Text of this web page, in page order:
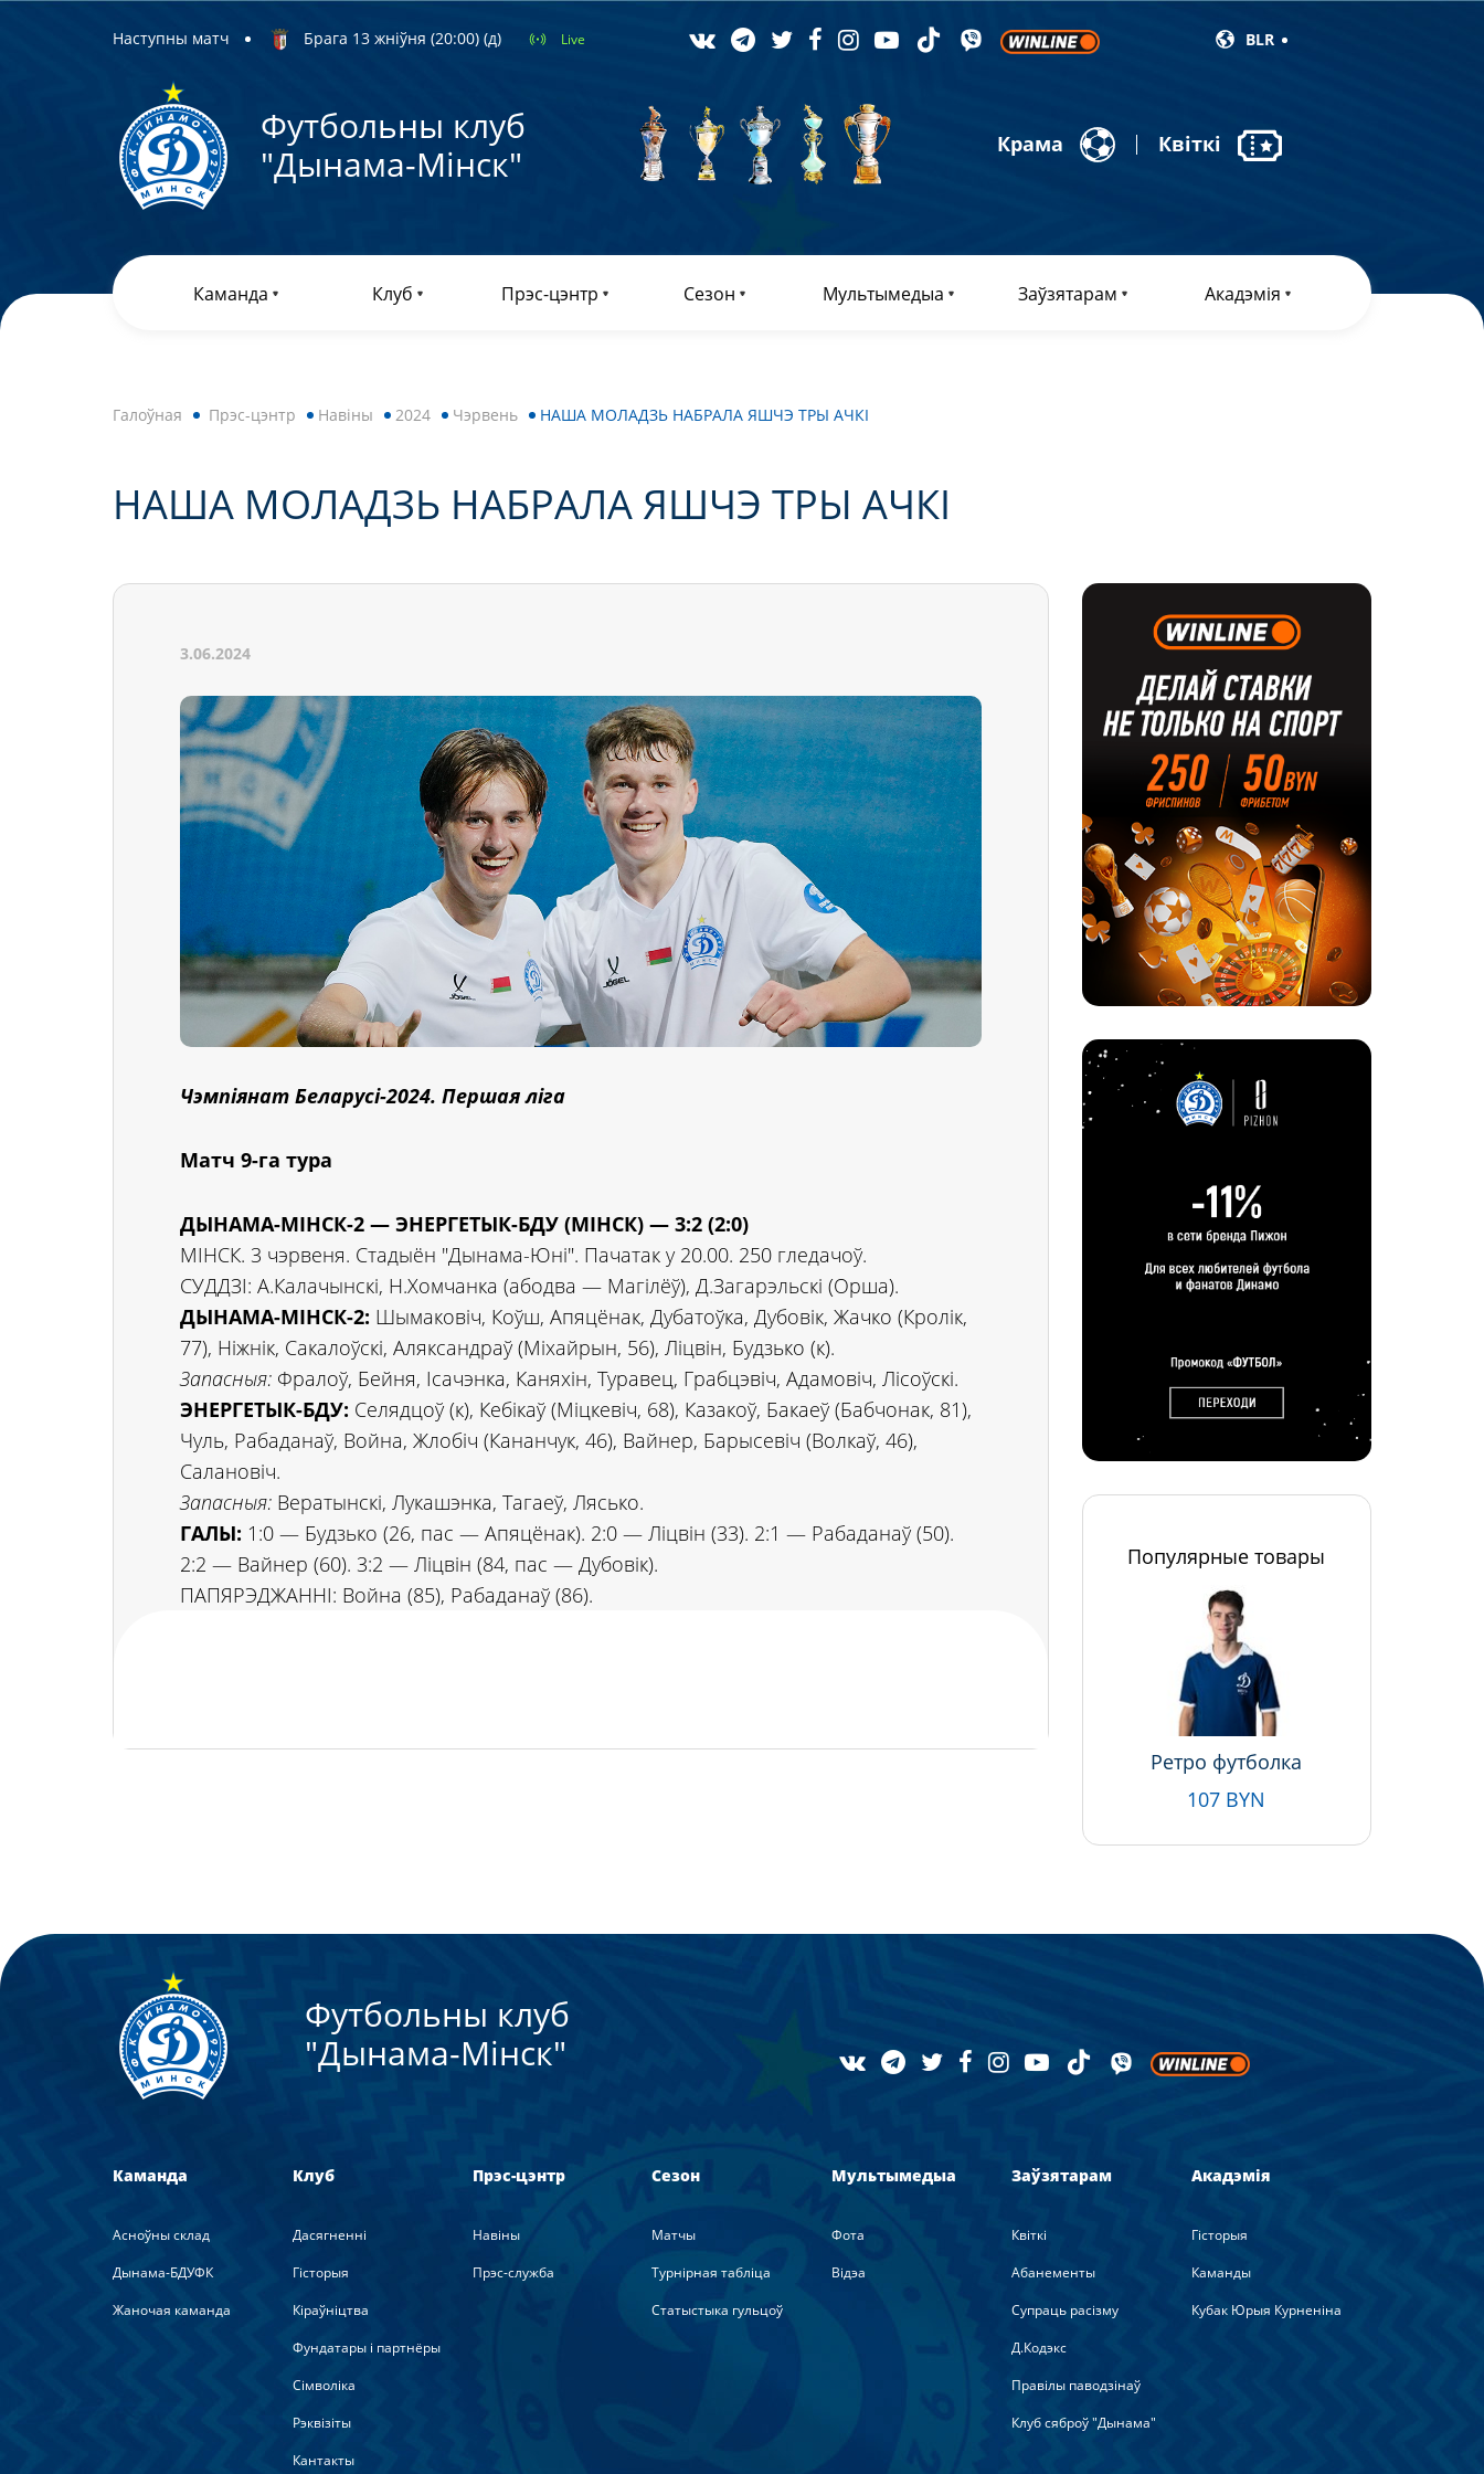
Наступны матч Брага 13 жніўня (20:00) (д) Live BLR
Футбольны клуб
"Дынама-Мiнск"
Крама Квіткі
Каманда Клуб Прэс-цэнтр Сезон Мультымедыа Заўзятарам Акадэмія
Галоўная Прэс-цэнтр Навiны 2024 Чэрвень НАША МОЛАДЗЬ НАБРАЛА ЯШЧЭ ТРЫ АЧКІ
НАША МОЛАДЗЬ НАБРАЛА ЯШЧЭ ТРЫ АЧКІ
3.06.2024
Чэмпіянат Беларусі-2024. Першая ліга
Матч 9-га тура
ДЫНАМА-МІНСК-2 — ЭНЕРГЕТЫК-БДУ (МІНСК) — 3:2 (2:0)
МІНСК. 3 чэрвеня. Стадыён "Дынама-Юні". Пачатак у 20.00. 250 гледачоў.
СУДДЗІ: А.Калачынскі, Н.Хомчанка (абодва — Магілёў), Д.Загарэльскі (Орша).
ДЫНАМА-МІНСК-2: Шымаковіч, Коўш, Апяцёнак, Дубатоўка, Дубовік, Жачко (Кролік,
77), Ніжнік, Сакалоўскі, Аляксандраў (Міхайрын, 56), Ліцвін, Будзько (к).
Запасныя: Фралоў, Бейня, Ісачэнка, Каняхін, Туравец, Грабцэвіч, Адамовіч, Лісоўскі.
ЭНЕРГЕТЫК-БДУ: Селядцоў (к), Кебікаў (Міцкевіч, 68), Казакоў, Бакаеў (Бабчонак, 81),
Чуль, Рабаданаў, Война, Жлобіч (Кананчук, 46), Вайнер, Барысевіч (Волкаў, 46),
Салановіч.
Запасныя: Вератынскі, Лукашэнка, Тагаеў, Лясько.
ГАЛЫ: 1:0 — Будзько (26, пас — Апяцёнак). 2:0 — Ліцвін (33). 2:1 — Рабаданаў (50).
2:2 — Вайнер (60). 3:2 — Ліцвін (84, пас — Дубовік).
ПАПЯРЭДЖАННІ: Война (85), Рабаданаў (86).
Популярные товары
Ретро футболка
107 BYN
Футбольны клуб
"Дынама-Мiнск"
Каманда
Асноўны склад
Дынама-БДУФК
Жаночая каманда
Клуб
Дасягненні
Гісторыя
Кіраўніцтва
Фундатары і партнёры
Сімволіка
Рэквізіты
Кантакты
Прэс-цэнтр
Навiны
Прэс-служба
Сезон
Матчы
Турнірная табліца
Статыстыка гульцоў
Мультымедыа
Фота
Вiдэа
Заўзятарам
Квіткі
Абанементы
Супраць расізму
Д.Кодэкс
Правілы паводзінаў
Клуб сяброў "Дынама"
Акадэмія
Гісторыя
Каманды
Кубак Юрыя Курненіна